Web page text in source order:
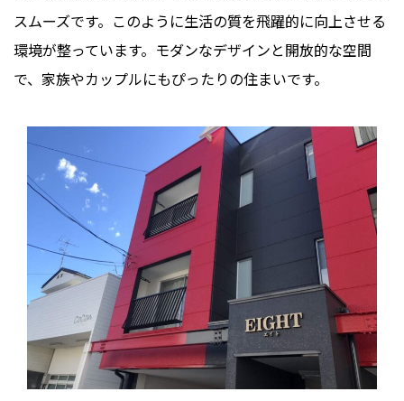
スムーズです。このように生活の質を飛躍的に向上させる
環境が整っています。モダンなデザインと開放的な空間
で、家族やカップルにもぴったりの住まいです。